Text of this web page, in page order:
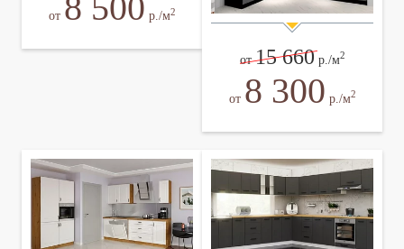
от р./м2
от15 660 р./м2
от 8 300 р./м2